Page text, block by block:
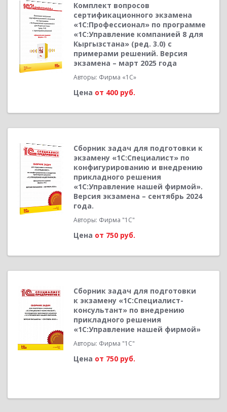
Комплект вопросов
сертификационного экзамена
«1С:Профессионал» по программе
«1С:Управление компанией 8 для
Кыргызстана» (ред. 3.0) с
примерами решений. Версия
экзамена – март 2025 года
Авторы: Фирма «1С»
Цена от 400 руб.
Сборник задач для подготовки к
экзамену «1С:Специалист» по
конфигурированию и внедрению
прикладного решения
«1С:Управление нашей фирмой».
Версия экзамена – сентябрь 2024
года.
Авторы: Фирма "1С"
Цена от 750 руб.
Сборник задач для подготовки
к экзамену «1С:Специалист-
консультант» по внедрению
прикладного решения
«1С:Управление нашей фирмой»
Авторы: Фирма "1С"
Цена от 750 руб.